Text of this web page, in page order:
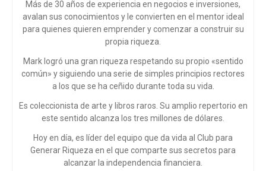
Más de 30 años de experiencia en negocios e inversiones,
avalan sus conocimientos y le convierten en el mentor ideal
para quienes quieren emprender y comenzar a construir su
propia riqueza.
Mark logró una gran riqueza respetando su propio «sentido
común» y siguiendo una serie de simples principios rectores
a los que se ha ceñido durante toda su vida.
Es coleccionista de arte y libros raros. Su amplio repertorio en
este sentido alcanza los tres millones de dólares.
Hoy en día, es líder del equipo que da vida al Club para
Generar Riqueza en el que comparte sus secretos para
alcanzar la independencia financiera.